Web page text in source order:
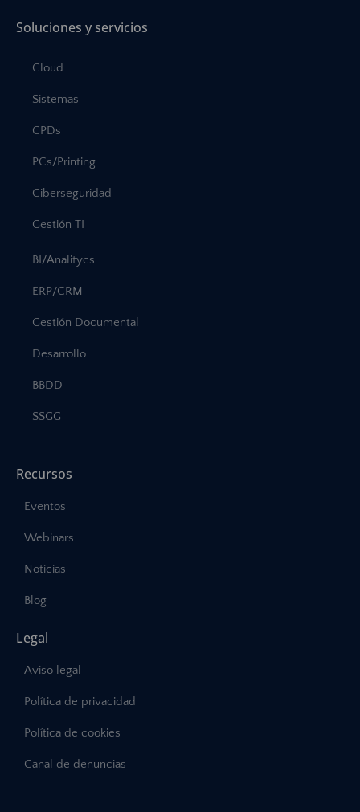
Soluciones y servicios
Cloud
Sistemas
CPDs
PCs/Printing
Ciberseguridad
Gestión TI
BI/Analitycs
ERP/CRM
Gestión Documental
Desarrollo
BBDD
SSGG
Recursos
Eventos
Webinars
Noticias
Blog
Legal
Aviso legal
Política de privacidad
Política de cookies
Canal de denuncias